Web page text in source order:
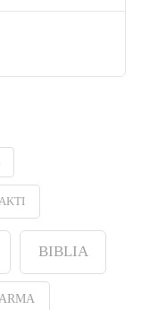
BIBLIA